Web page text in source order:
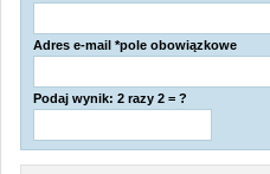
Adres e-mail *pole obowiązkowe
Podaj wynik: 2 razy 2 = ?